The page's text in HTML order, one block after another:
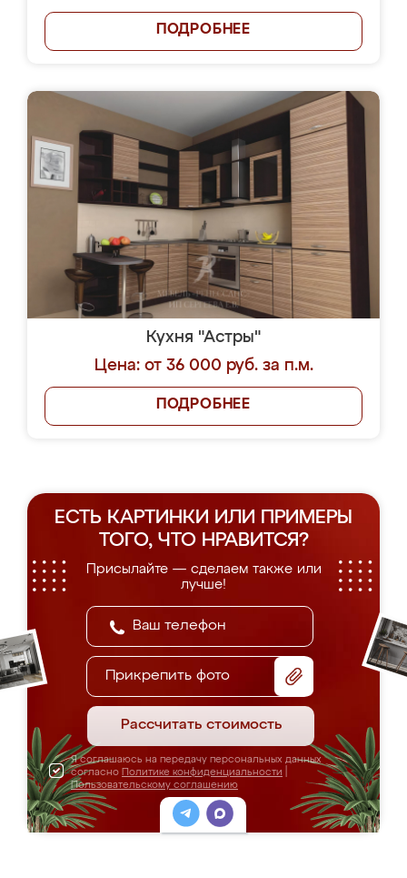
ПОДРОБНЕЕ
Кухня "Астры"
Цена: от 36 000 руб. за п.м.
ПОДРОБНЕЕ
ЕСТЬ КАРТИНКИ ИЛИ ПРИМЕРЫ
ТОГО, ЧТО НРАВИТСЯ?
Присылайте — сделаем также или
лучше!
Прикрепить фото
Рассчитать стоимость
Я соглашаюсь на передачу персональных данных
согласно Политике конфиденциальности
Пользовательскому соглашению